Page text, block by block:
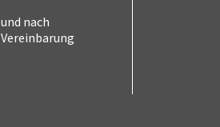
Kreis­aus­­bil­­dung
und nach
Vereinbarung